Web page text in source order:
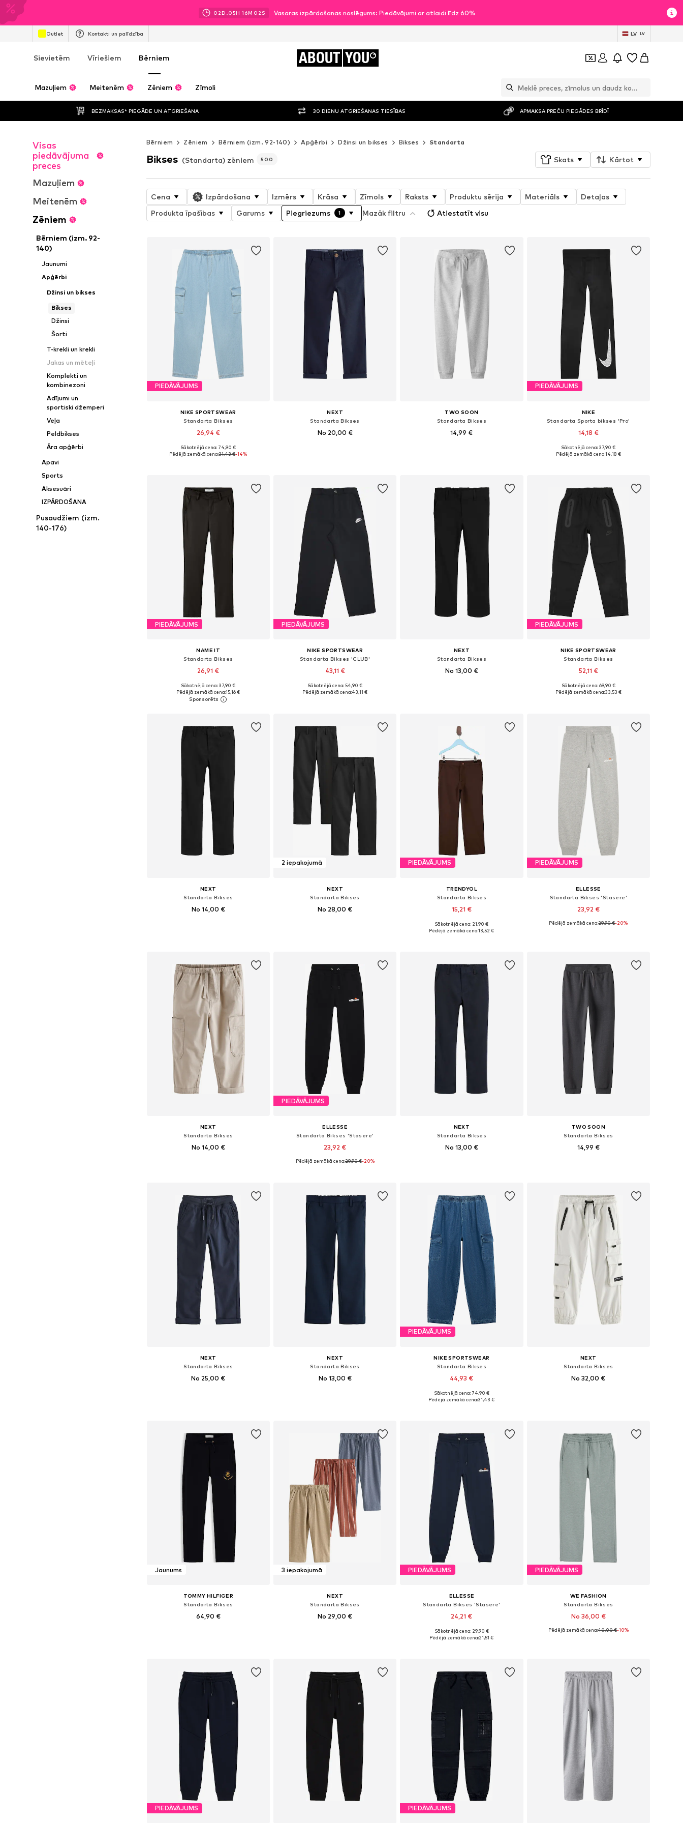
02D.05H 16M 00 S Vasaras izpārdošanas noslēgums: Piedāvājumi ar atlaidi līdz 60%
Outlet Kontakti un palīdzība LV LV
Sievietēm Vīriešiem Bērniem ABOUT YOU
Mazuļiem Meitenēm Zēniem Zīmoli
BEZMAKSAS* PIEGĀDE UN ATGRIEŠANA 30 DIENU ATGRIEŠANAS TIESĪBAS APMAKSA PREČU PIEGĀDES BRĪDĪ
Visas
piedāvājuma
preces
Mazuļiem
Meitenēm
Zēniem
Bērniem (izm. 92-
140)
Jaunumi
Apģērbi
Džinsi un bikses
Bikses
Džinsi
Šorti
T-krekli un krekli
Jakas un mēteļi
Komplekti un
kombinezoni
Adījumi un
sportiski džemperi
Veļa
Peldbikses
Āra apģērbi
Apavi
Sports
Aksesuāri
IZPĀRDOŠANA
Pusaudžiem (izm.
140-176)
Bērniem Zēniem Bērniem (izm. 92-140) Apģērbi Džinsi un bikses Bikses Standarta
Bikses (Standarta) zēniem 500 Skats Kārtot
Cena Izpārdošana Izmērs Krāsa Zīmols Raksts Produktu sērija Materiāls
Detaļas
Produkta īpašības
Garums Piegriezums 1 Mazāk filtru Atiestatīt visu
PIEDĀVĀJUMS
NIKE SPORTSWEAR
Standarta Bikses
26,94 €
Sākotnējā cena: 74,90 €
Pēdējā zemākā cena:31,43 €-14%
NEXT
Standarta Bikses
No 20,00 €
TWO SOON
Standarta Bikses
14,99 €
PIEDĀVĀJUMS
NIKE
Standarta Sporta bikses 'Pro'
14,18 €
Pieejams daudzos izmēros
Sākotnējā cena: 37,90 €
Pēdējā zemākā cena:14,18 €
PIEDĀVĀJUMS
NAME IT
Standarta Bikses
26,91 €
Pieejamie izmēri: 116, 122, 128, 134, 140
Pievienot grozam
Sākotnējā cena: 37,90 €
Pēdējā zemākā cena:15,16 €
PIEDĀVĀJUMS
NIKE SPORTSWEAR
Standarta Bikses 'CLUB'
43,11 €
Pieejams daudzos izmēros
Sākotnējā cena: 54,90 €
Pēdējā zemākā cena:43,11 €
NEXT
Standarta Bikses
No 13,00 €
PIEDĀVĀJUMS
NIKE SPORTSWEAR
Standarta Bikses
52,11 €
Sākotnējā cena: 69,90 €
Pēdējā zemākā cena:33,53 €
NEXT
Standarta Bikses
No 14,00 €
2 iepakojumā
NEXT
Standarta Bikses
No 28,00 €
PIEDĀVĀJUMS
TRENDYOL
Standarta Bikses
15,21 €
Pieejams daudzos izmēros
Sākotnējā cena: 21,90 €
Pēdējā zemākā cena:13,52 €
PIEDĀVĀJUMS
ELLESSE
Standarta Bikses 'Stasere'
23,92 €
Pēdējā zemākā cena:29,90 €-20%
NEXT
Standarta Bikses
No 14,00 €
PIEDĀVĀJUMS
ELLESSE
Standarta Bikses 'Stasere'
23,92 €
Pēdējā zemākā cena:29,90 €-20%
NEXT
Standarta Bikses
No 13,00 €
TWO SOON
Standarta Bikses
14,99 €
NEXT
Standarta Bikses
No 25,00 €
NEXT
Standarta Bikses
No 13,00 €
PIEDĀVĀJUMS
NIKE SPORTSWEAR
Standarta Bikses
44,93 €
Pieejams daudzos izmēros
Sākotnējā cena: 74,90 €
Pēdējā zemākā cena:31,43 €
NEXT
Standarta Bikses
No 32,00 €
Jaunums
TOMMY HILFIGER
Standarta Bikses
64,90 €
3 iepakojumā
NEXT
Standarta Bikses
No 29,00 €
PIEDĀVĀJUMS
ELLESSE
Standarta Bikses 'Stasere'
24,21 €
Sākotnējā cena: 29,90 €
Pēdējā zemākā cena:21,51 €
PIEDĀVĀJUMS
WE FASHION
Standarta Bikses
No 36,00 €
Pieejams daudzos izmēros
Pēdējā zemākā cena:40,00 €-10%
PIEDĀVĀJUMS PIEDĀVĀJUMS